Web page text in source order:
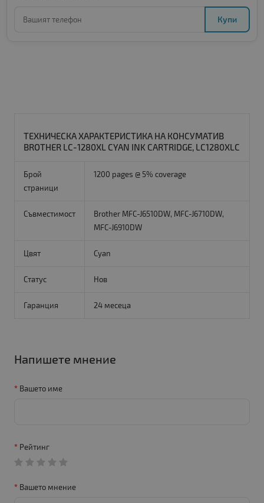
Купи
ТЕХНИЧЕСКА ХАРАКТЕРИСТИКА НА КОНСУМАТИВ
BROTHER LC-1280XL CYAN INK CARTRIDGE, LC1280XLC
Брой
страници
1200 pages @ 5% coverage
Съвместимост
Brother MFC-J6510DW, MFC-J6710DW,
MFC-J6910DW
Цвят Cyan
Статус Нов
Гаранция 24 месеца
Напишете мнение
Вашето име
Рейтинг
Вашето мнение